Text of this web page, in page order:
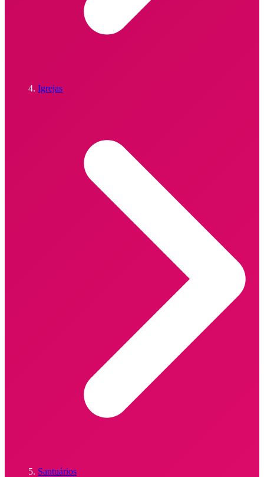
Igrejas
Santuários